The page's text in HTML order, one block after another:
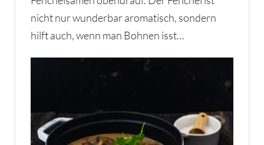
nicht nur wunderbar aromatisch, sondern
hilft auch, wenn man Bohnen isst…